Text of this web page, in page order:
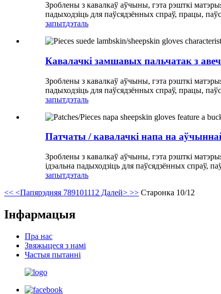
Зроблены з кавалкаў аўчыны, гэта рэшткі
падыходзіць для паўсядзённых спраў, працы,
запытдэталь
Кавалачкі замшавых пальчатак з
Зроблены з кавалкаў аўчыны, гэта рэшткі
падыходзіць для паўсядзённых спраў, працы,
запытдэталь
Патчаты / кавалачкі напа на
Зроблены з кавалкаў аўчыны, гэта рэшткі
ідэальна падыходзіць для паўсядзённых спраў,
запытдэталь
<< <Папярэдняя 789101112 Далей> >> Старонка 10/12
Інфармацыя
Пра нас
Звяжыцеся з намі
Частыя пытанні